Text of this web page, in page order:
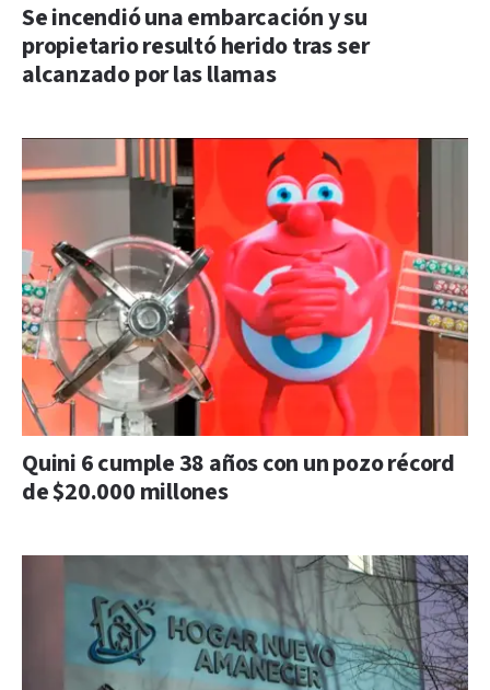
Se incendió una embarcación y su
propietario resultó herido tras ser
alcanzado por las llamas
Quini 6 cumple 38 años con un pozo récord
de $20.000 millones